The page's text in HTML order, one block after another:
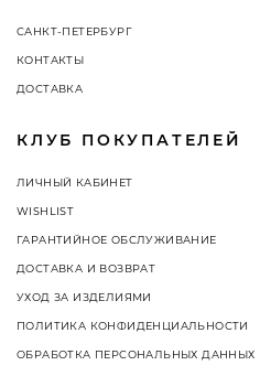
САНКТ-ПЕТЕРБУРГ
КОНТАКТЫ
ДОСТАВКА
КЛУБ ПОКУПАТЕЛЕЙ
ЛИЧНЫЙ КАБИНЕТ
WISHLIST
ГАРАНТИЙНОЕ ОБСЛУЖИВАНИЕ
ДОСТАВКА И ВОЗВРАТ
УХОД ЗА ИЗДЕЛИЯМИ
ПОЛИТИКА КОНФИДЕНЦИАЛЬНОСТИ
ОБРАБОТКА ПЕРСОНАЛЬНЫХ ДАННЫХ